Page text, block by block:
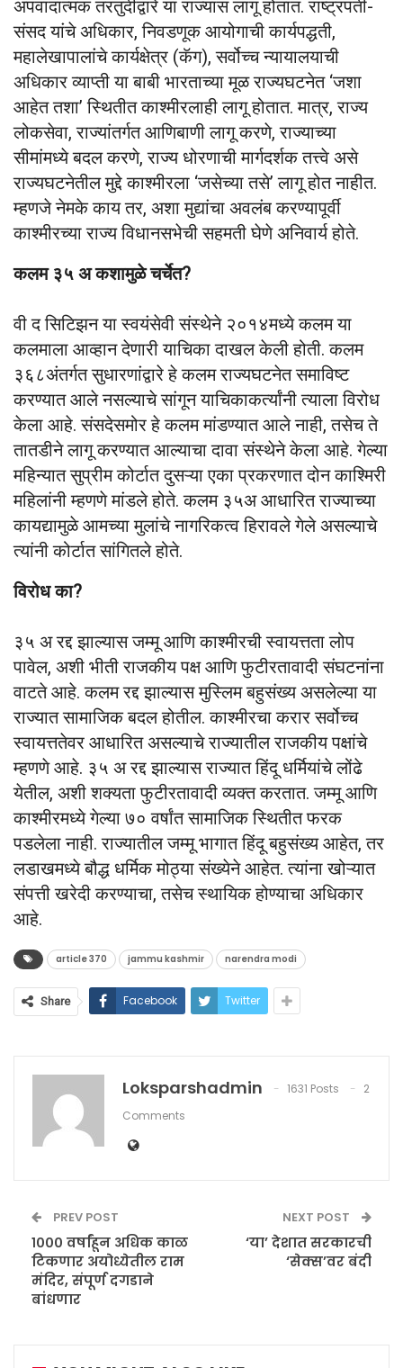
अपवादात्मक तरतुदींद्वारे या राज्यास लागू होतात. राष्ट्रपती-
संसद यांचे अधिकार, निवडणूक आयोगाची कार्यपद्धती,
महालेखापालांचे कार्यक्षेत्र (कॅग), सर्वोच्च न्यायालयाची
अधिकार व्याप्ती या बाबी भारताच्या मूळ राज्यघटनेत ‘जशा
आहेत तशा’ स्थितीत काश्मीरलाही लागू होतात. मात्र, राज्य
लोकसेवा, राज्यांतर्गत आणिबाणी लागू करणे, राज्याच्या
सीमांमध्ये बदल करणे, राज्य धोरणाची मार्गदर्शक तत्त्वे असे
राज्यघटनेतील मुद्दे काश्मीरला ‘जसेच्या तसे’ लागू होत नाहीत.
म्हणजे नेमके काय तर, अशा मुद्यांचा अवलंब करण्यापूर्वी
काश्मीरच्या राज्य विधानसभेची सहमती घेणे अनिवार्य होते.
कलम ३५ अ कशामुळे चर्चेत?
वी द सिटिझन या स्वयंसेवी संस्थेने २०१४मध्ये कलम या
कलमाला आव्हान देणारी याचिका दाखल केली होती. कलम
३६८अंतर्गत सुधारणांद्वारे हे कलम राज्यघटनेत समाविष्ट
करण्यात आले नसल्याचे सांगून याचिकाकर्त्यांनी त्याला विरोध
केला आहे. संसदेसमोर हे कलम मांडण्यात आले नाही, तसेच ते
तातडीने लागू करण्यात आल्याचा दावा संस्थेने केला आहे. गेल्या
महिन्यात सुप्रीम कोर्टात दुसऱ्या एका प्रकरणात दोन काश्मिरी
महिलांनी म्हणणे मांडले होते. कलम ३५अ आधारित राज्याच्या
कायद्यामुळे आमच्या मुलांचे नागरिकत्व हिरावले गेले असल्याचे
त्यांनी कोर्टात सांगितले होते.
विरोध का?
३५ अ रद्द झाल्यास जम्मू आणि काश्मीरची स्वायत्तता लोप
पावेल, अशी भीती राजकीय पक्ष आणि फुटीरतावादी संघटनांना
वाटते आहे. कलम रद्द झाल्यास मुस्लिम बहुसंख्य असलेल्या या
राज्यात सामाजिक बदल होतील. काश्मीरचा करार सर्वोच्च
स्वायत्ततेवर आधारित असल्याचे राज्यातील राजकीय पक्षांचे
म्हणणे आहे. ३५ अ रद्द झाल्यास राज्यात हिंदू धर्मियांचे लोंढे
येतील, अशी शक्यता फुटीरतावादी व्यक्त करतात. जम्मू आणि
काश्मीरमध्ये गेल्या ७० वर्षांत सामाजिक स्थितीत फरक
पडलेला नाही. राज्यातील जम्मू भागात हिंदू बहुसंख्य आहेत, तर
लडाखमध्ये बौद्ध धर्मिक मोठ्या संख्येने आहेत. त्यांना खोऱ्यात
संपत्ती खरेदी करण्याचा, तसेच स्थायिक होण्याचा अधिकार
आहे.
article 370 jammu kashmir narendra modi
Share Facebook Twitter
Loksparshadmin 1631 Posts
2
Comments
PREV POST
१००० वर्षांहून अधिक काळ
टिकणार अयोध्येतील राम
मंदिर, संपूर्ण दगडाने
बांधणार
NEXT POST
‘या’ देशात सरकारची
‘सेक्स’वर बंदी